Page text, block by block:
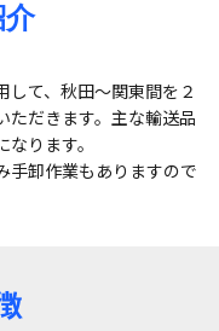
介
て、秋田〜関東間を２
ただきます。主な輸送品
ります。
卸作業もありますので